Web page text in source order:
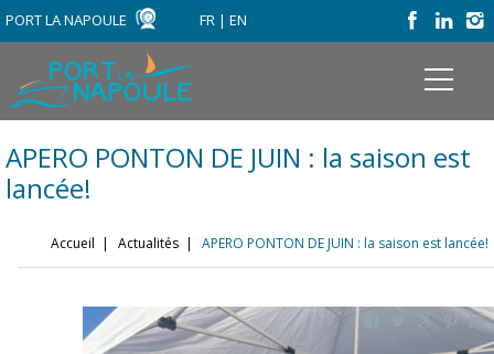
PORT LA NAPOULE FR | EN
APERO PONTON DE JUIN : la saison est
lancée!
Accueil | Actualités | APERO PONTON DE JUIN : la saison est lancée!